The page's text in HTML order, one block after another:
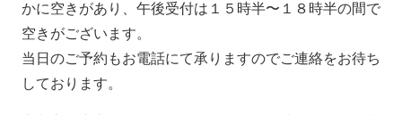
かに空きがあり、午後受付は１５時半〜１８時半の間で
空きがございます。
当日のご予約もお電話にて承りますのでご連絡をお待ち
しております。